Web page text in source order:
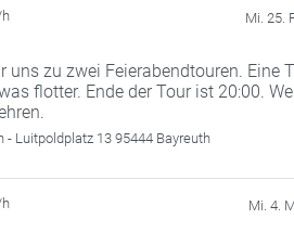
Mi. 25.
zu zwei Feierabendtouren. Eine
flotter. Ende der Tour ist 20:00.
- Luitpoldplatz 13 95444 Bayreuth
Mi. 4.